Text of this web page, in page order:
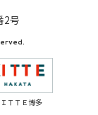
2号
ＴＴＥ博多